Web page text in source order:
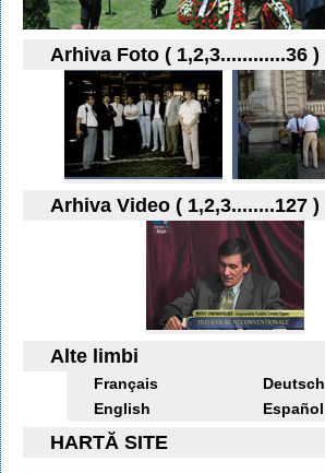
Arhiva Foto ( 1,2,3............36 )
Arhiva Video ( 1,2,3........127 )
Alte limbi
Français
Deutsch
English
Español
HARTĂ SITE